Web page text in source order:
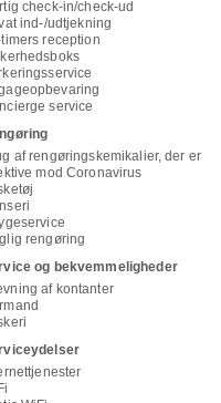
check-in/check-ud
ind-/udtjekning
reception
service
af rengøringskemikalier, der er
mod Coronavirus
rengøring
og bekvemmeligheder
af kontanter